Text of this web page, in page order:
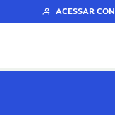
ACESSAR